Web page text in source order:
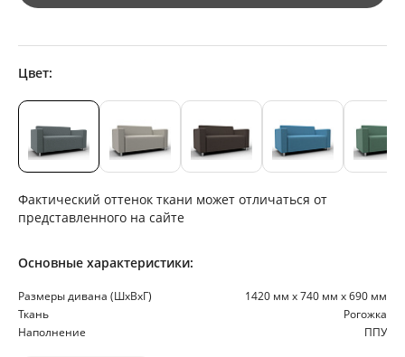
Цвет:
Фактический оттенок ткани может отличаться от
представленного на сайте
Основные характеристики:
Размеры дивана (ШхВхГ)
1420 мм х 740 мм х 690 мм
Ткань
Рогожка
Наполнение
ППУ